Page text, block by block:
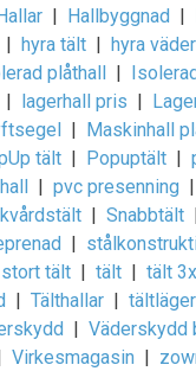
| Hallbyggnad |
| hyra tält | hyra
plåthall |
| lagerhall pris |
| Maskinhall
tält | Popuptält |
| pvc presenning |
| Snabbtält
|
stort tält | tält | tält
| Tälthallar | tältläger
| Väderskydd
Virkesmagasin |